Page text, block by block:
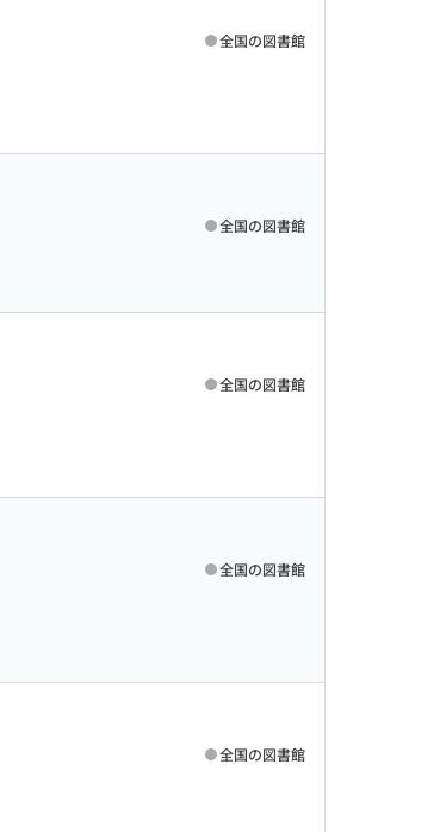
全国の図書館
全国の図書館
全国の図書館
全国の図書館
全国の図書館